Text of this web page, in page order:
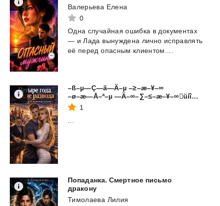
Валерьева Елена
0
Одна случайная ошибка в документах
— и Лада вынуждена лично исправлять
её перед опасным клиентом....
–ß–µ—Ç—ã—Ä–µ –≥–æ–¥–∞
–ø–æ—Å–ª–µ —Ä–∞–∑–≤–æ–¥–∞üíî‚ö°Ô∏è. –û—Å–Ω–æ–≤–∞–Ω–æ –Ω–∞ —Ä–µ–∞–ª—å–Ω—ã—Ö —Å–æ–±—ã—Ç–∏—è—Ö. 1—á
1
Попаданка. Смертное письмо
дракону
Тимолаева Лилия